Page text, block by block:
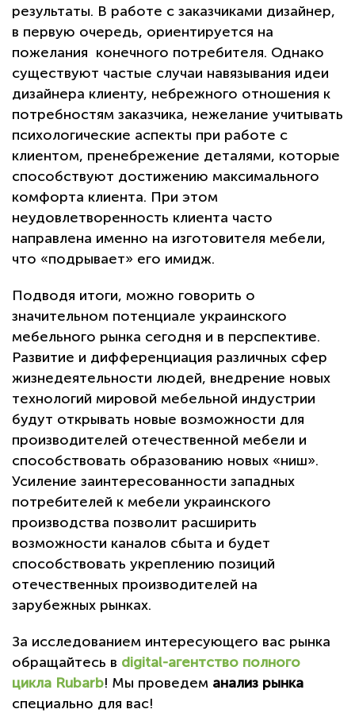
результаты. В работе с заказчиками дизайнер,
в первую очередь, ориентируется на
пожелания конечного потребителя. Однако
существуют частые случаи навязывания идеи
дизайнера клиенту, небрежного отношения к
потребностям заказчика, нежелание учитывать
психологические аспекты при работе с
клиентом, пренебрежение деталями, которые
способствуют достижению максимального
комфорта клиента. При этом
неудовлетворенность клиента часто
направлена именно на изготовителя мебели,
что «подрывает» его имидж.
Подводя итоги, можно говорить о
значительном потенциале украинского
мебельного рынка сегодня и в перспективе.
Развитие и дифференциация различных сфер
жизнедеятельности людей, внедрение новых
технологий мировой мебельной индустрии
будут открывать новые возможности для
производителей отечественной мебели и
способствовать образованию новых «ниш».
Усиление заинтересованности западных
потребителей к мебели украинского
производства позволит расширить
возможности каналов сбыта и будет
способствовать укреплению позиций
отечественных производителей на
зарубежных рынках.
За исследованием интересующего вас рынка
обращайтесь в digital-агентство полного
цикла Rubarb! Мы проведем анализ рынка
специально для вас!